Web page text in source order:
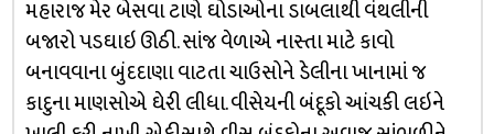
મહારાજ મેર બેસવા ટાણે ઘોડાઓના ડાબલાથી વંથલીની
બજારો પડઘાઇ ઊઠી. સાંજ વેળાએ નાસ્તા માટે કાવો
બનાવવાના બુંદદાણા વાટતા ચાઉસોને ડેલીના ખાનામાં જ
કાદુના માણસોએ ઘેરી લીધા. વીસેયની બંદૂકો આંચકી લઇને